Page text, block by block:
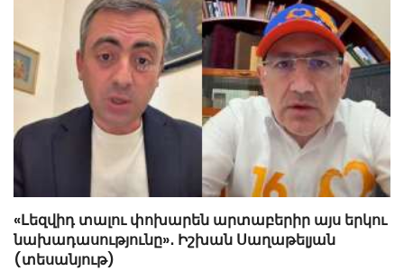
«Լեզվիդ տալու փոխարեն արտաբերիր այս երկու
նախադասությունը»․ Իշխան Սաղաթելյան
(տեսանյութ)